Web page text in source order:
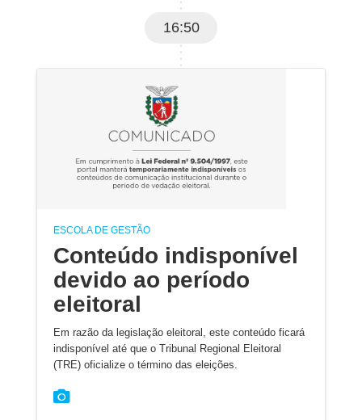
16:50
ESCOLA DE GESTÃO
Conteúdo indisponível
devido ao período
eleitoral
Em razão da legislação eleitoral, este conteúdo ficará
indisponível até que o Tribunal Regional Eleitoral
(TRE) oficialize o término das eleições.